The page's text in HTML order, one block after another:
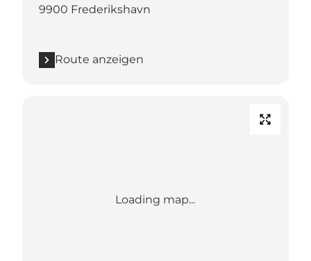
9900 Frederikshavn
Route anzeigen
Loading map...